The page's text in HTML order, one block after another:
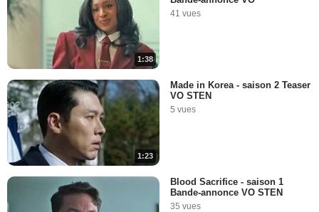
1:38
41 vues
1:23
Made in Korea - saison 2 Teaser
VO STEN
5 vues
Blood Sacrifice - saison 1
Bande-annonce VO STEN
35 vues